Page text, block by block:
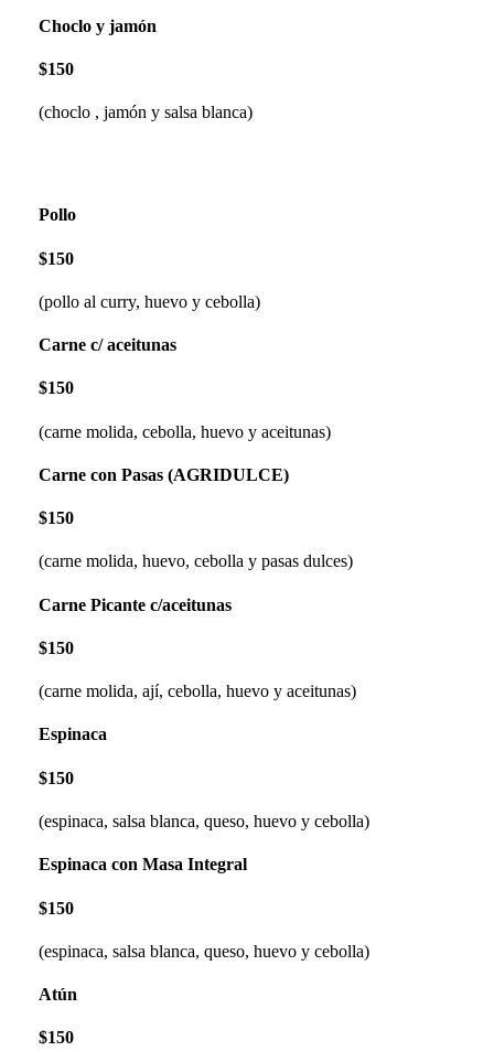
Choclo y jamón
$150
(choclo , jamón y salsa blanca)
Pollo
$150
(pollo al curry, huevo y cebolla)
Carne c/ aceitunas
$150
(carne molida, cebolla, huevo y aceitunas)
Carne con Pasas (AGRIDULCE)
$150
(carne molida, huevo, cebolla y pasas dulces)
Carne Picante c/aceitunas
$150
(carne molida, ají, cebolla, huevo y aceitunas)
Espinaca
$150
(espinaca, salsa blanca, queso, huevo y cebolla)
Espinaca con Masa Integral
$150
(espinaca, salsa blanca, queso, huevo y cebolla)
Atún
$150